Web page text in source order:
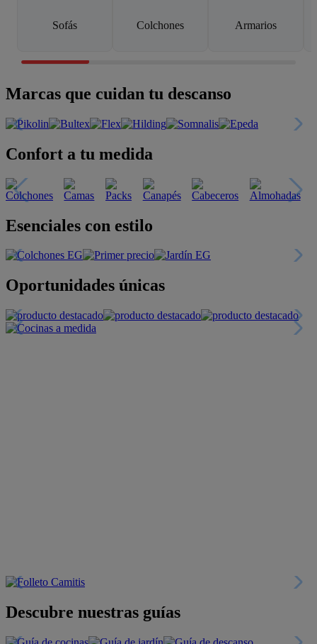
Sofás Colchones Armarios
Marcas que cuidan tu descanso
Confort a tu medida
Esenciales con estilo
Oportunidades únicas
Descubre nuestras guías